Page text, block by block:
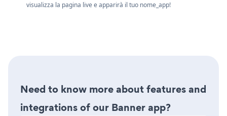
visualizza la pagina live e apparirà il tuo nome_app!
Need to know more about features and
integrations of our Banner app?